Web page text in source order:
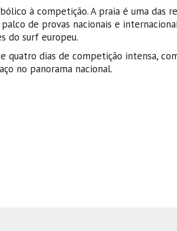
à competição. A praia é uma das
de provas nacionais e
do surf europeu.
quatro dias de competição intensa,
no panorama nacional.